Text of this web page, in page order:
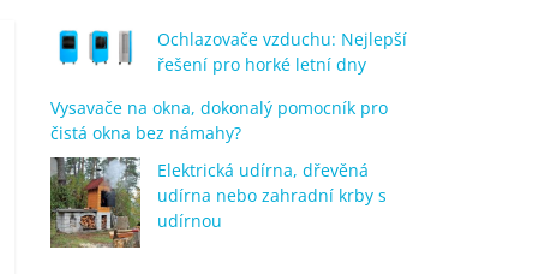
Ochlazovače vzduchu: Nejlepší
řešení pro horké letní dny
Vysavače na okna, dokonalý pomocník pro
čistá okna bez námahy?
Elektrická udírna, dřevěná
udírna nebo zahradní krby s
udírnou